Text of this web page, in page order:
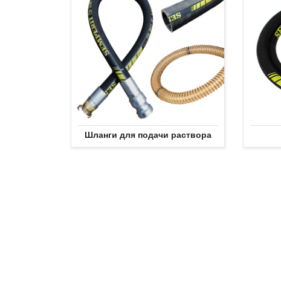
Шланги для подачи раствора